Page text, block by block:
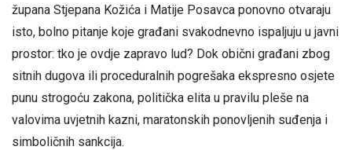
župana Stjepana Kožića i Matije Posavca ponovno otvaraju
isto, bolno pitanje koje građani svakodnevno ispaljuju u javni
prostor: tko je ovdje zapravo lud? Dok obični građani zbog
sitnih dugova ili proceduralnih pogrešaka ekspresno osjete
punu strogoću zakona, politička elita u pravilu pleše na
valovima uvjetnih kazni, maratonskih ponovljenih suđenja i
simboličnih sankcija.